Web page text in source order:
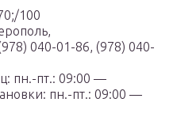
100
040-01-86, (978) 040-
пн.-пт.: 09:00 —
пн.-пт.: 09:00 —